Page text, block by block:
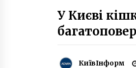
відео)
7
У Києві
КиївІнформ